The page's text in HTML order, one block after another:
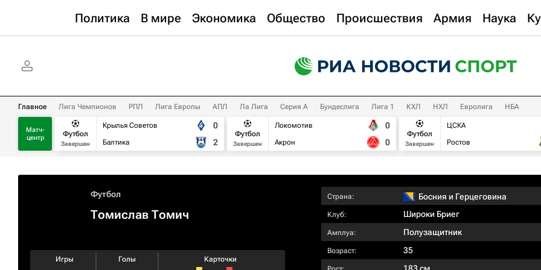
Политика В мире Экономика Общество Происшествия Армия Наука
Главное Лига Чемпионов РПЛ Лига Европы АПЛ Ла Лига Серия А Бундеслига Лига 1 КХЛ НХЛ Евролига НБА
Матч-
центр
Футбол
Завершен
Крылья Советов
Балтика
0
2
Футбол
Завершен
Локомотив
Акрон
0
0
Футбол
Завершен
ЦСКА
Ростов
Футбол
Томислав Томич
Игры Голы Карточки
Страна: Босния и Герцеговина
Клуб: Широки Бриег
Амплуа: Полузащитник
Возраст: 35